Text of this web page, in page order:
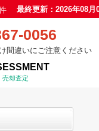
最終更新：2026年08月
0056
間違いにご注意ください
売却査定